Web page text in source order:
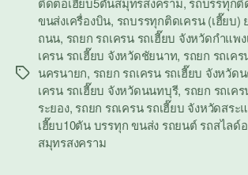
Tags
ขนส่งเครื่องบิน, รถบรรทุกติดเครน (เฮี๊ยบ)
ถนน, รถยก รถเครน รถเฮี๊ยบ จังหวัดกำแพ
เครน รถเฮี๊ยบ จังหวัดชัยนาท, รถยก รถเค
นครนายก, รถยก รถเครน รถเฮี๊ยบ จังหวัด
เครน รถเฮี๊ยบ จังหวัดนนทบุรี, รถยก รถเค
ระยอง, รถยก รถเครน รถเฮี๊ยบ จังหวัดสระ
เฮี๊ยบ10ตัน บรรทุก ขนส่ง รถยนต์ รถสไลด์
สมุทรสงคราม